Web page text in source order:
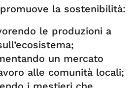
la sostenibilità:
le produzioni a
un mercato
alle comunità locali;